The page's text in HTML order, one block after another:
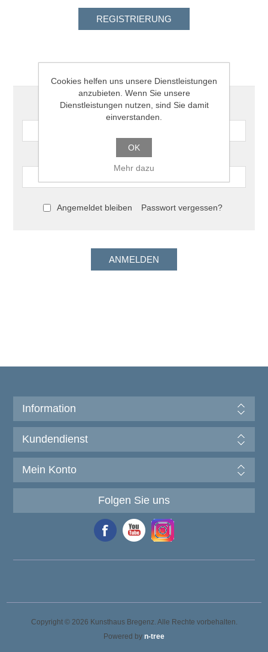
Email:
Passwort:
Angemeldet bleiben Passwort vergessen?
Information
Kundendienst
Mein Konto
Folgen Sie uns
Copyright © 2026 Kunsthaus Bregenz. Alle Rechte vorbehalten.
Powered by n-tree
Cookies helfen uns unsere Dienstleistungen
anzubieten. Wenn Sie unsere
Dienstleistungen nutzen, sind Sie damit
einverstanden.
OK
Mehr dazu